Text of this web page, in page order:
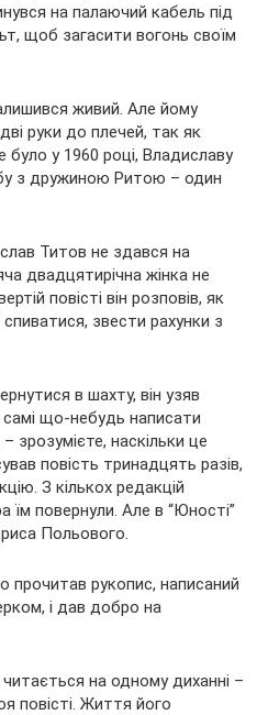
на палаючий кабель під
щоб загасити вогонь своїм
живий. Але йому
руки до плечей, так як
було у 1960 році, Владиславу
з дружиною Ритою – один
Титов не здався на
двадцятирічна жінка не
повісті він розповів, як
звести рахунки з
в шахту, він узяв
що-небудь написати
зрозумієте, наскільки це
повість тринадцять разів,
З кількох редакцій
їм повернули. Але в “Юності”
Польового.
прочитав рукопис, написаний
і дав добро на
на одному диханні –
повісті. Життя його